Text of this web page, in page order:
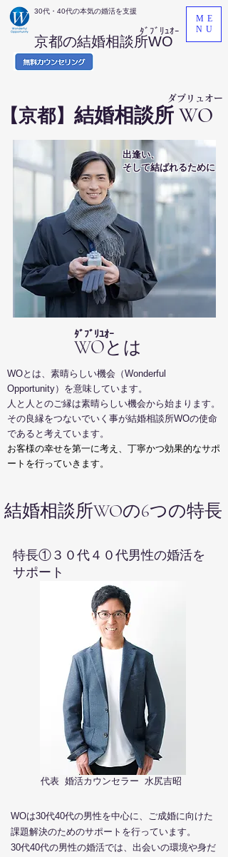
京都の結婚相談所WO
ﾀﾞﾌﾞﾘｭｵｰ
​30代・40代の本気の婚活を支援
ME
NU
【京都】 結婚相談所 WO
​ダブリュオー
出逢い、
そして結ばれるために
​ﾀﾞﾌﾞﾘﾕｵｰ
WOとは
WOと は、素晴らしい機会（Wonderful
Opportunity）を意味しています。
人と人とのご縁は素晴らしい機会から始まります。
その良縁をつないでいく事が結婚相談所WOの使命
であると考えています。
お客様の幸せを第一に考え、丁寧かつ効果的なサポ
ートを行っていきます。
結婚相談所WOの​​​6つの特長
​特長①３０代４０代男性の婚活を
サポート
代表 婚活カウンセラー 水尻吉昭
WOは30代40代の男性を中心に、ご成婚に向けた
課題解決のためのサポートを行っています。
30代40代の男性の婚活では、 出会いの環境や身だ